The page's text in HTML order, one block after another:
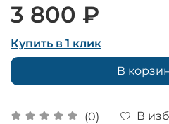
(0)
В
3 800 ₽
Купить в 1 клик
В